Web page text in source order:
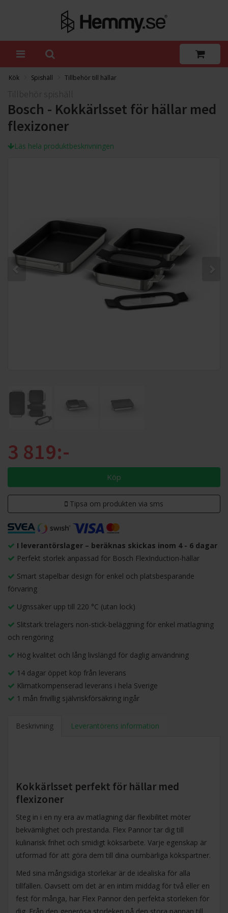
Kök Spishäll Tillbehör till hällar
Tillbehör spishäll
Bosch - Kokkärlsset för hällar med
flexizoner
Läs hela produktbeskrivningen
3 819:-
Köp
Tipsa om produkten via sms
I leverantörslager – beräknas skickas inom 4 - 6 dagar
Perfekt storlek anpassad för Bosch FlexInduction-hällar
Smart stapelbar design för enkel och platsbesparande
förvaring
Ugnssäker upp till 220 °C (utan lock)
Slitstark trelagers non-stick-beläggning för enkel matlagning
och rengöring
Hög kvalitet och lång livslängd för daglig användning
14 dagar öppet köp från leverans
Klimatkompenserad leverans i hela Sverige
1 mån frivillig självriskförsäkring ingår
Beskrivning Leverantörens information
Kokkärlsset perfekt för hällar med
flexizoner
Steg in i en ny era av matlagning där flexibilitet möter
bekvämlighet och prestanda. Flex Pannor tar dig till
kulinarisk frihet och smidigt köksarbete. Varje egenskap är
utformad för att göra dem till dina oumbärliga kökspartner.
Med sina mångsidiga storlekar är de idealiska för alla
tillfällen. Oavsett om det är en intim middag för två eller en
fest för många, har Flex Pannor den perfekta storleken för